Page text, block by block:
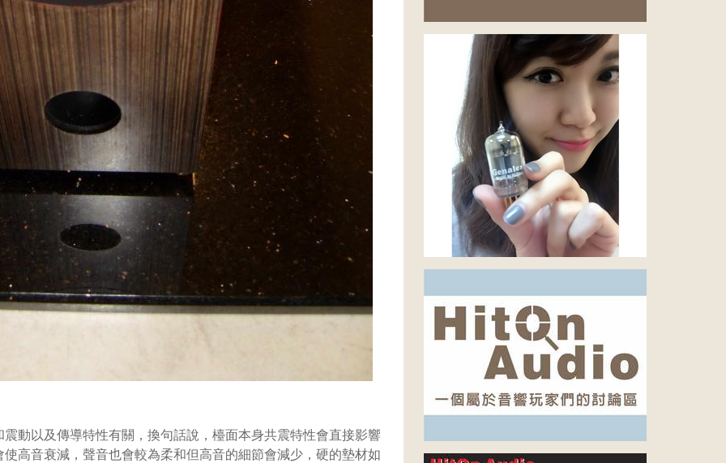
動以及傳導特性有關，換句話說，檯面本身共震特性會直接影響
高音衰減，聲音也會較為柔和但高音的細節會減少，硬的墊材如